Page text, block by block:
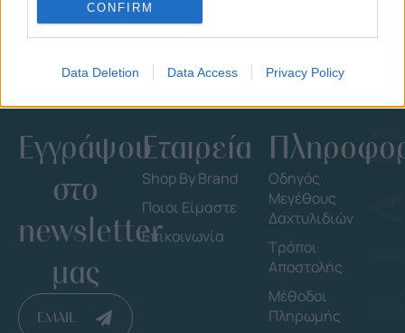
CONFIRM
Data Deletion Data Access Privacy Policy
Εγγράψου
στο
newsletter
μας
EMAIL
Εταιρεία
Shop By Brand
Ποιοι Είμαστε
Επικοινωνία
Οδηγός
Μεγέθους
Δαχτυλιδιών
Τρόποι
Αποστολής
Μέθοδοι
Πληρωμής